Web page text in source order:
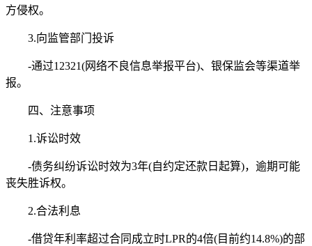
方侵权。
3.向监管部门投诉
-通过12321(网络不良信息举报平台)、银保监会等渠道举
报。
四、注意事项
1.诉讼时效
-债务纠纷诉讼时效为3年(自约定还款日起算)，逾期可能
丧失胜诉权。
2.合法利息
-借贷年利率超过合同成立时LPR的4倍(目前约14.8%)的部